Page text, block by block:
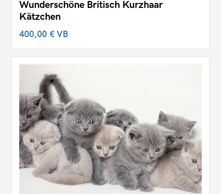
Wunderschöne Britisch Kurzhaar
Kätzchen
400,00 €VB